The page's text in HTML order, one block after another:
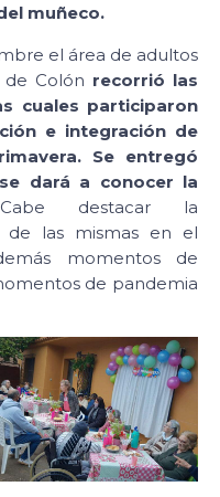
muñeco.
el área de adultos
Colón recorrió las
cuales participaron
e integración de
Se entregó
dará a conocer la
Cabe destacar la
de las mismas en el
momentos de
de pandemia